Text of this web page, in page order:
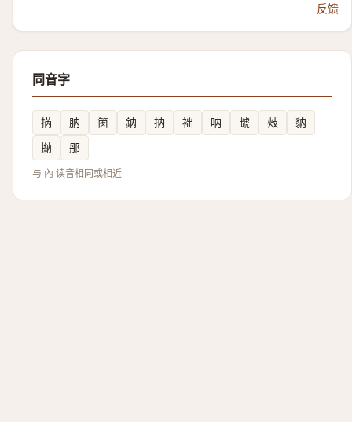
反馈
同音字
㨅 肭 䇱 鈉 抐 袦 呐 䖓 㪎
豽
㨥
䢷
与 內 读音相同或相近